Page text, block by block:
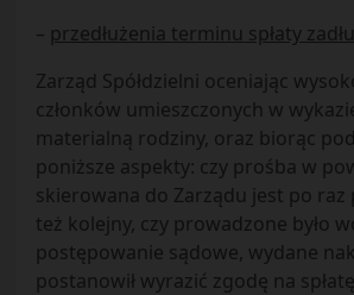
– przedłużenia terminu spłaty
Zarząd Spółdzielni oceniając
członków umieszczonych w
materialną rodziny, oraz biorąc
poniższe aspekty: czy prośba w
skierowana do Zarządu jest po raz
też kolejny, czy prowadzone było
postępowanie sądowe, wydane
postanowił wyrazić zgodę na